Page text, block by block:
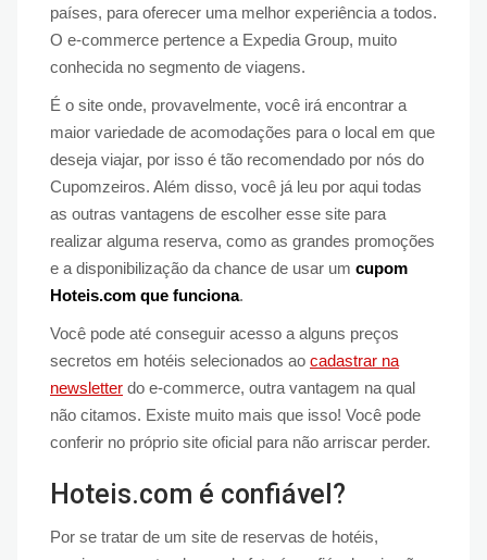
países, para oferecer uma melhor experiência a todos.
O e-commerce pertence a Expedia Group, muito
conhecida no segmento de viagens.
É o site onde, provavelmente, você irá encontrar a
maior variedade de acomodações para o local em que
deseja viajar, por isso é tão recomendado por nós do
Cupomzeiros. Além disso, você já leu por aqui todas
as outras vantagens de escolher esse site para
realizar alguma reserva, como as grandes promoções
e a disponibilização da chance de usar um cupom
Hoteis.com que funciona.
Você pode até conseguir acesso a alguns preços
secretos em hotéis selecionados ao cadastrar na
newsletter do e-commerce, outra vantagem na qual
não citamos. Existe muito mais que isso! Você pode
conferir no próprio site oficial para não arriscar perder.
Hoteis.com é confiável?
Por se tratar de um site de reservas de hotéis,